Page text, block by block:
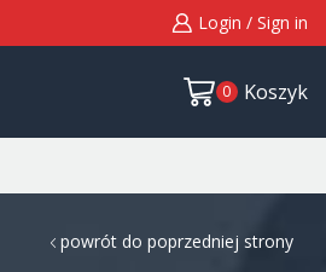
Login / Sign in
0 Koszyk
powrót do poprzedniej strony